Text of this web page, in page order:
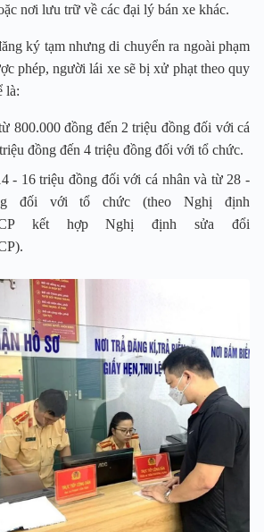
nơi lưu trữ về các đại lý bán xe khác.
ký tạm nhưng di chuyển ra ngoài phạm
phép, người lái xe sẽ bị xử phạt theo quy
là:
800.000 đồng đến 2 triệu đồng đối với cá
đồng đến 4 triệu đồng đối với tổ chức.
- 16 triệu đồng đối với cá nhân và từ 28 -
đối với tổ chức (theo Nghị định
CP kết hợp Nghị định sửa đổi